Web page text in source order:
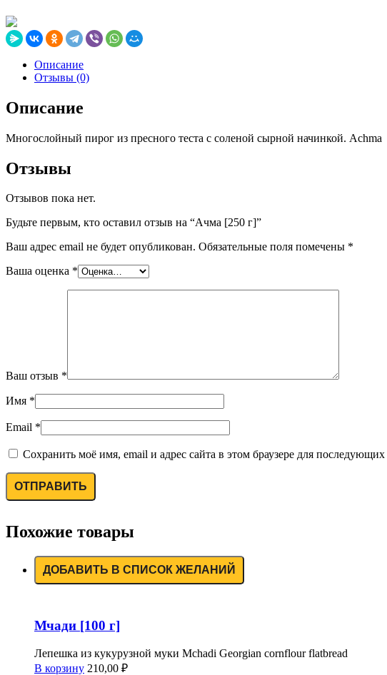
Описание
Отзывы (0)
Описание
Многослойный пирог из пресного теста с соленой сырной начинкой. Achma
Отзывы
Отзывов пока нет.
Будьте первым, кто оставил отзыв на “Ачма [250 г]”
Ваш адрес email не будет опубликован. Обязательные поля помечены *
Ваша оценка *
Ваш отзыв *
Имя *
Email *
Сохранить моё имя, email и адрес сайта в этом браузере для
Похожие товары
ДОБАВИТЬ В СПИСОК ЖЕЛАНИЙ
Мчади [100 г]
Лепешка из кукурузной муки Mchadi Georgian cornflour flatbread
В корзину 210,00 ₽